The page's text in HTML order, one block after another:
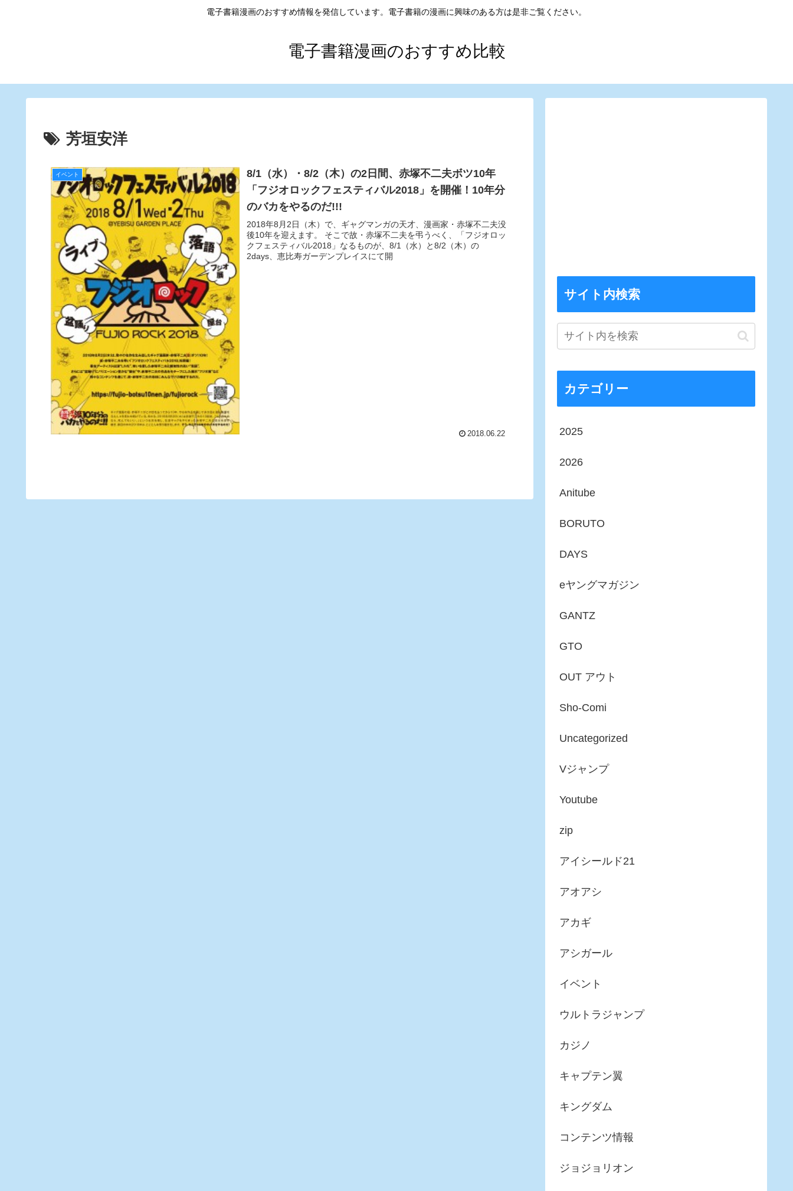
電子書籍漫画のおすすめ情報を発信しています。電子書籍の漫画に興味のある方は是非ご覧ください。
電子書籍漫画のおすすめ比較
芳垣安洋
イベント
8/1（水）・8/2（木）の2日間、赤塚不二夫ボツ10年
「フジオロックフェスティバル2018」を開催！10年分
のバカをやるのだ!!!
2018年8月2日（木）で、ギャグマンガの天才、漫画家・赤塚不二夫没
後10年を迎えます。 そこで故・赤塚不二夫を弔うべく、「フジオロッ
クフェスティバル2018」なるものが、8/1（水）と8/2（木）の
2days、恵比寿ガーデンプレイスにて開
2018.06.22
サイト内検索
カテゴリー
2025
2026
Anitube
BORUTO
DAYS
eヤングマガジン
GANTZ
GTO
OUT アウト
Sho-Comi
Uncategorized
Vジャンプ
Youtube
zip
アイシールド21
アオアシ
アカギ
アシガール
イベント
ウルトラジャンプ
カジノ
キャプテン翼
キングダム
コンテンツ情報
ジョジョリオン